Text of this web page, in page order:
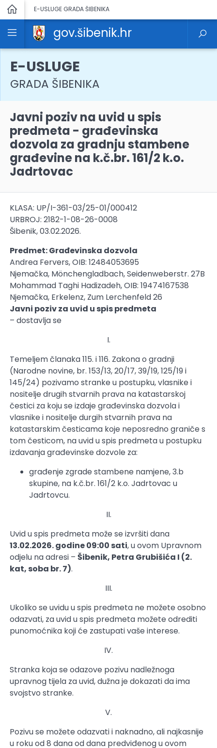
E-USLUGE GRADA ŠIBENIKA
gov.šibenik.hr
E-USLUGE
GRADA ŠIBENIKA
Javni poziv na uvid u spis
predmeta - građevinska
dozvola za gradnju stambene
građevine na k.č.br. 161/2 k.o.
Jadrtovac
KLASA: UP/I-361-03/25-01/000412
URBROJ: 2182-1-08-26-0008
Šibenik, 03.02.2026.
Predmet: Građevinska dozvola
Andrea Fervers, OIB: 12484053695
Njemačka, Mönchengladbach, Seidenweberstr. 27B
Mohammad Taghi Hadizadeh, OIB: 19474167538
Njemačka, Erkelenz, Zum Lerchenfeld 26
Javni poziv za uvid u spis predmeta
– dostavlja se
I.
Temeljem članaka 115. i 116. Zakona o gradnji
(Narodne novine, br. 153/13, 20/17, 39/19, 125/19 i
145/24) pozivamo stranke u postupku, vlasnike i
nositelje drugih stvarnih prava na katastarskoj
čestici za koju se izdaje građevinska dozvola i
vlasnike i nositelje durgih stvarnih prava na
katastarskim česticama koje neposredno graniče s
tom česticom, na uvid u spis predmeta u postupku
izdavanja građevinske dozvole za:
građenje zgrade stambene namjene, 3.b
skupine, na k.č.br. 161/2 k.o. Jadrtovac u
Jadrtovcu.
II.
Uvid u spis predmeta može se izvršiti dana
13.02.2026. godine 09:00 sati, u ovom Upravnom
odjelu na adresi – Šibenik, Petra Grubišića I (2.
kat, soba br. 7).
III.
Ukoliko se uvidu u spis predmeta ne možete osobno
odazvati, za uvid u spis predmeta možete odrediti
punomoćnika koji će zastupati vaše interese.
IV.
Stranka koja se odazove pozivu nadležnoga
upravnog tijela za uvid, dužna je dokazati da ima
svojstvo stranke.
V.
Pozivu se možete odazvati i naknadno, ali najkasnije
u roku od 8 dana od dana predviđenog u ovom